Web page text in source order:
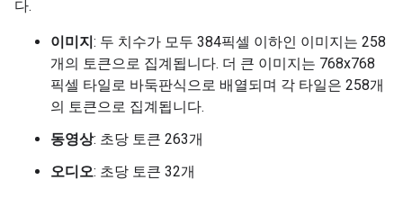
다.
이미지: 두 치수가 모두 384픽셀 이하인 이미지는 258
개의 토큰으로 집계됩니다. 더 큰 이미지는 768x768
픽셀 타일로 바둑판식으로 배열되며 각 타일은 258개
의 토큰으로 집계됩니다.
동영상: 초당 토큰 263개
오디오: 초당 토큰 32개